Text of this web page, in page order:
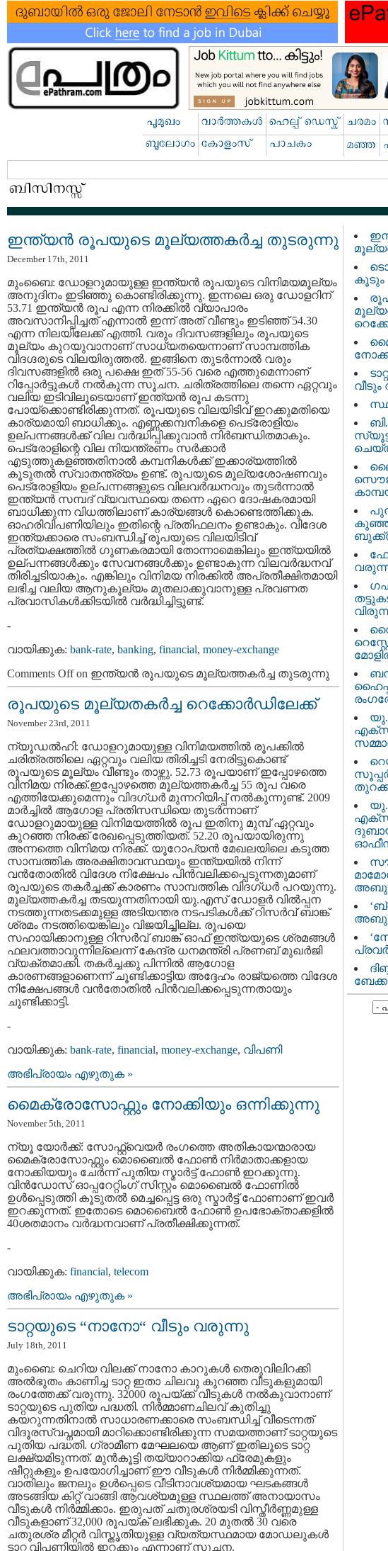
ഇന്ത്യന്‍ രൂപയുടെ മൂല്യത്തകര്‍ച്ച തുടരുന്നു
December 17th, 2011
മുംബൈ: ഡോളറുമായുള്ള ഇന്ത്യന്‍ രൂപയുടെ വിനിമയമൂല്യം
അനുദിനം ഇടിഞ്ഞു കൊണ്ടിരിക്കുന്നു. ഇന്നലെ ഒരു ഡോളറിന്
53.71 ഇന്ത്യന്‍ രൂപ എന്ന നിരക്കില്‍ വ്യാപാരം
അവസാനിപ്പിച്ചത് എന്നാല്‍ ഇന്ന് അത് വീണ്ടും ഇടിഞ്ഞ് 54.30
എന്ന നിലയിലേക്ക് എത്തി. വരും ദിവസങ്ങളിലും രൂപയുടെ
മൂല്യം കുറയുവാനാണ് സാധ്യതയെന്നാണ് സാമ്പത്തിക
വിദഗ്ദരുടെ വിലയിരുത്തല്‍. ഇങ്ങിനെ തുടര്‍ന്നാല്‍ വരും
ദിവസങ്ങളില്‍ ഒരു പക്ഷെ ഇത് 55-56 വരെ എത്തുമെന്നാണ്‌
റിപ്പോര്‍ട്ടുകള്‍ നല്‍കുന്ന സൂചന. ചരിത്രത്തിലെ തന്നെ ഏറ്റവും
വലിയ ഇടിവിലൂടെയാണ് ഇന്ത്യന്‍ രൂപ കടന്നു
പോയ്ക്കൊണ്ടിരിക്കുന്നത്. രൂപയുടെ വിലയിടിവ് ഇറക്കുമതിയെ
കാര്യമായി ബാധിക്കും. എണ്ണക്കമ്പനികളെ പെട്രോളിയം
ഉല്പന്നങ്ങള്‍ക്ക് വില വര്‍ദ്ധിപ്പിക്കുവാന്‍ നിര്‍ബന്ധിതമാകും.
പെട്രോളിന്റെ വില നിയന്ത്രണം സര്‍ക്കാര്‍
എടുത്തുകളഞ്ഞതിനാല്‍ കമ്പനികള്‍ക്ക് ഇക്കാര്യത്തില്‍
കൂടുതല്‍ സ്വാതന്ത്ര്യം ഉണ്ട്. രൂപയുടെ മൂല്യശോഷണവും
പെട്രോളിയം ഉല്പന്നങ്ങളുടെ വിലവര്‍ദ്ധനവും തുടര്‍ന്നാല്‍
ഇന്ത്യന്‍ സമ്പദ് വ്യവസ്ഥയെ തന്നെ ഏറെ ദോഷകരമായി
ബാധിക്കുന്ന വിധത്തിലാണ് കാര്യങ്ങള്‍ കൊണ്ടെത്തിക്കുക.
ഓഹരിവിപണിയിലും ഇതിന്റെ പ്രതിഫലനം ഉണ്ടാകും. വിദേശ
ഇന്ത്യക്കാരെ സംബന്ധിച്ച് രൂപയുടെ വിലയിടിവ്
പ്രത്യക്ഷത്തില്‍ ഗുണകരമായി തോന്നാമെങ്കിലും ഇന്ത്യയില്‍
ഉല്പന്നങ്ങള്‍ക്കും സേവനങ്ങള്‍ക്കും ഉണ്ടാകുന്ന വിലവര്‍ദ്ധനവ്
തിരിച്ചടിയാകും. എങ്കിലും വിനിമയ നിരക്കില്‍ അപ്രതീക്ഷിതമായി
ലഭിച്ച വലിയ ആനുകൂല്യം മുതലാക്കുവാനുള്ള പ്രവണത
പ്രവാസികള്‍ക്കിടയില്‍ വര്‍ദ്ധിച്ചിട്ടുണ്ട്.
-
വായിക്കുക: bank-rate, banking, financial, money-exchange
Comments Offon ഇന്ത്യന്‍ രൂപയുടെ മൂല്യത്തകര്‍ച്ച തുടരുന്നു
രൂപയുടെ മൂല്യതകര്‍ച്ച റെക്കോര്‍ഡിലേക്ക്
November 23rd, 2011
ന്യൂഡല്‍ഹി: ഡോളറുമായുള്ള വിനിമയത്തില്‍ രൂപക്കില്‍
ചരിത്രത്തിലെ ഏറ്റവും വലിയ തിരിച്ചടി നേരിട്ടുകൊണ്ട്
രൂപയുടെ മൂല്യം വീണ്ടും താഴ്ന്നു. 52.73 രൂപയാണ് ഇപ്പോഴത്തെ
വിനിമയ നിരക്ക്.ഇപ്പോഴത്തെ മൂല്യത്തകര്‍ച്ച 55 രൂപ വരെ
എത്തിയേക്കുമെന്നും വിദഗ്ധര്‍ മുന്നറിയിപ്പ് നല്‍കുന്നുണ്ട്. 2009
മാര്‍ച്ചില്‍ ആഗോള പ്രതിസന്ധിയെ തുടര്‍ന്നാണ്
ഡോളറുമായുള്ള വിനിമയത്തില്‍ രൂപ ഇതിനു മുമ്പ് ഏറ്റവും
കുറഞ്ഞ നിരക്ക് രേഖപ്പെടുത്തിയത്. 52.20 രൂപയായിരുന്നു
അന്നത്തെ വിനിമയ നിരക്ക്. യൂറോപ്യന്‍ മേഖലയിലെ കടുത്ത
സാമ്പത്തിക അരക്ഷിതാവസ്ഥയും ഇന്ത്യയില്‍ നിന്ന്
വന്‍തോതില്‍ വിദേശ നിക്ഷേപം പിന്‍വലിക്കപ്പെടുന്നതുമാണ്
രൂപയുടെ തകര്‍ച്ചക്ക് കാരണം സാമ്പത്തിക വിദഗ്ധര്‍ പറയുന്നു.
മൂല്യത്തകര്‍ച്ച തടയുന്നതിനായി യു.എസ് ഡോളര്‍ വില്‍പ്പന
നടത്തുന്നതടക്കമുള്ള അടിയന്തര നടപടികള്‍ക്ക് റിസര്‍വ് ബാങ്ക്
ശ്രമം നടത്തിയെങ്കിലും വിജയിച്ചില്ല. രൂപയെ
സഹായിക്കാനുള്ള റിസര്‍വ് ബാങ്ക് ഓഫ് ഇന്ത്യയുടെ ശ്രമങ്ങള്‍
ഫലവത്താവുന്നില്ലെന്ന് കേന്ദ്ര ധനമന്ത്രി പ്രണബ് മുഖര്‍ജി
വ്യക്തമാക്കി. തകര്‍ച്ചക്കു പിന്നില്‍ ആഗോള
കാരണങ്ങളാണെന്ന് ചൂണ്ടിക്കാട്ടിയ അദ്ദേഹം രാജ്യത്തെ വിദേശ
നിക്ഷേപങ്ങള്‍ വന്‍തോതില്‍ പിന്‍വലിക്കപ്പെടുന്നതായും
ചൂണ്ടിക്കാട്ടി.
-
വായിക്കുക: bank-rate, financial, money-exchange, വിപണി
അഭിപ്രായം എഴുതുക »
മൈക്രോസോഫ്റ്റും നോക്കിയും ഒന്നിക്കുന്നു
November 5th, 2011
ന്യൂ യോര്‍ക്ക്: സോഫ്റ്റ്‌വെയര്‍ രംഗത്തെ അതികായന്മാരായ
മൈക്രോസോഫ്റ്റും മൊബൈല്‍ ഫോണ്‍ നിര്‍മാതാക്കളായ
നോക്കിയയും ചേര്‍ന്ന് പുതിയ സ്മാര്‍ട്ട്‌ ഫോണ്‍ ഇറക്കുന്നു.
വിന്‍ഡോസ് ഓപ്പറേറ്റിംഗ് സിസ്റ്റം മൊബൈല്‍ ഫോണില്‍
ഉള്‍പ്പെടുത്തി കൂടുതല്‍ മെച്ചപ്പെട്ട ഒരു സ്മാര്‍ട്ട്‌ ഫോണാണ്‌ ഇവര്‍
ഇറക്കുന്നത്. ഇതോടെ മൊബൈല്‍ ഫോണ്‍ ഉപഭോക്താക്കളില്‍
40ശതമാനം വര്‍ദ്ധനവാണ് പ്രതീക്ഷിക്കുന്നത്.
-
വായിക്കുക: financial, telecom
അഭിപ്രായം എഴുതുക »
ടാറ്റയുടെ “നാനോ“ വീടും വരുന്നു
July 18th, 2011
മുംബൈ: ചെറിയ വിലക്ക് നാനോ കാറുകള്‍ തെരുവിലിറക്കി
അല്‍ഭുതം കാണിച്ച ടാറ്റ ഇതാ ചിലവു കുറഞ്ഞ വീടുകളുമായി
രംഗത്തേക്ക് വരുന്നു. 32000 രൂപയ്ക്ക് വീടുകള്‍ നല്‍കുവാനാണ്
ടാറ്റയുടെ പുതിയ പദ്ധതി. നിര്‍മ്മാണചിലവ് കുതിച്ചു
കയറുന്നതിനാല്‍ സാധാരണക്കാരെ സംബന്ധിച്ച് വീടെന്നത്
വിദൂരസ്വപ്നമായി മാറിക്കൊണ്ടിരിക്കുന്ന സമയത്താണ് ടാറ്റയുടെ
പുതിയ പദ്ധതി. ഗ്രാമീണ മേഘലയെ ആണ് ഇതിലൂടെ ടാറ്റ
ലക്ഷ്യമിടുന്നത്. മുന്‍‌കൂട്ടി തയ്യാറാക്കിയ ഫ്രേമുകളും
ഷീറ്റുകളും ഉപയോഗിച്ചാണ് ഈ വീടുകള്‍ നിര്‍മ്മിക്കുന്നത്.
വാതിലും ജനലും ഉള്‍പ്പെടെ വീടിനാവശ്യമായ ഘടകങ്ങള്‍
അടങ്ങിയ കിറ്റ് വാങ്ങി ആവശ്യമുള്ള സ്ഥലത്ത് അനായാസം
വീടുകള്‍ നിര്‍മ്മിക്കാം. ഇരുപത് ചതുരശ്രയടി വിസ്തീര്‍ണ്ണമുള്ള
വീടുകളാണ് 32,000 രൂപയ്ക് ലഭിക്കുക. 20 മുതല്‍ 30 വരെ
ചതുരശ്ര മീറ്റര്‍ വിസ്തൃതിയുള്ള വ്യത്യസ്ഥമായ മോഡലുകള്‍
ടാറ്റ വിപണിയില്‍ ഇറക്കും എന്നാണ് സൂചന.
കൂടും
സൂപ്പര്‍